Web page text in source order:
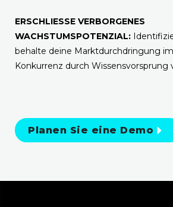
ERSCHLIESSE VERBORGENES
WACHSTUMSPOTENZIAL:
behalte deine Marktdurchdringung
Konkurrenz durch Wissensvorsprung
Planen Sie eine Demo